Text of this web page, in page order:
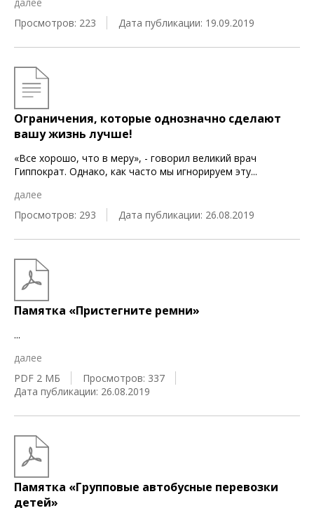
Просмотров: 223
Дата публикации: 19.09.2019
Ограничения, которые однозначно сделают
вашу жизнь лучше!
«Все хорошо, что в меру», - говорил великий врач
Гиппократ. Однако, как часто мы игнорируем эту...
далее
Просмотров: 293
Дата публикации: 26.08.2019
Памятка «Пристегните ремни»
...
далее
PDF 2 МБ
Просмотров: 337
Дата публикации: 26.08.2019
Памятка «Групповые автобусные перевозки
детей»